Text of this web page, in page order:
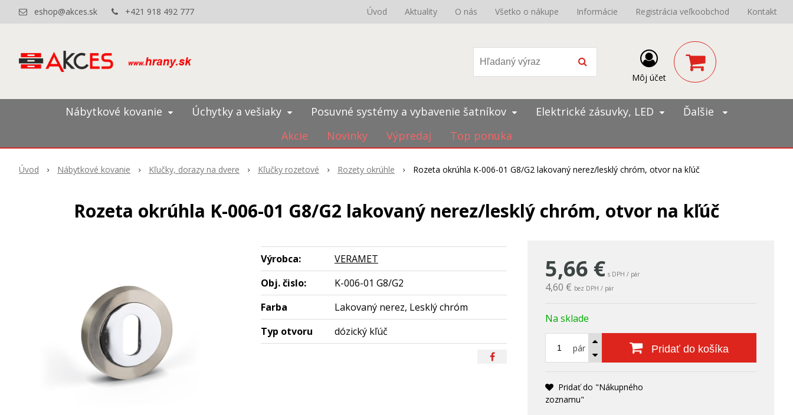
eshop@akces.sk +421 918 492 777 Úvod Aktuality O nás Všetko o nákupe Informácie Registrácia veľkoobchod Kontakt
Môj účet
Nábytkové kovanie Úchytky a vešiaky Posuvné systémy a vybavenie šatníkov Elektrické zásuvky, LED
Ďalšie
Akcie
Novinky Výpredaj Top ponuka
Úvod Nábytkové kovanie Kľučky, dorazy na dvere Kľučky rozetové Rozety okrúhle Rozeta okrúhla K-006-01 G8/G2 lakovaný nerez/lesklý chróm, otvor na kľúč
Rozeta okrúhla K-006-01 G8/G2 lakovaný nerez/lesklý chróm, otvor na kľúč
5,66 € s DPH / pár
4,60 € bez DPH / pár
Na sklade
pár Pridať do košíka
Pridať do "Nákupného
zoznamu"
Výrobca:
VERAMET
Obj. čislo:
K-006-01 G8/G2
Farba
Lakovaný nerez, Lesklý chróm
Typ otvoru
dózický kľúč